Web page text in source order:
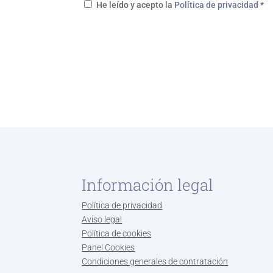
He leído y acepto la Política de privacidad*
Información legal
Política de privacidad
Aviso legal
Política de cookies
Panel Cookies
Condiciones generales de contratación